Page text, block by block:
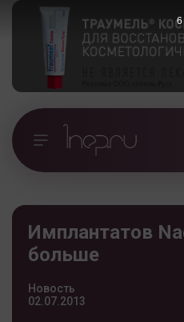
Имплантатов
больше
Новость
02.07.2013
5